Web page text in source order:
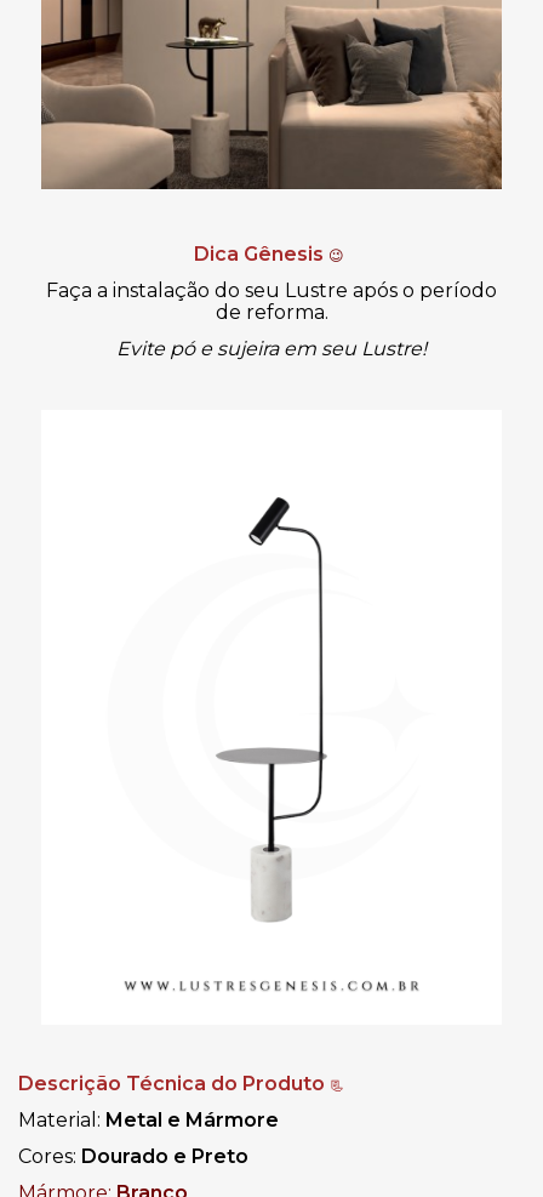
Dica Gênesis 😉
Faça a instalação do seu Lustre após o período
de reforma.
Evite pó e sujeira em seu Lustre!
Descrição Técnica do Produto 📃
Material : Metal e Mármore
Cores: Dourado e Preto
Mármore: Branco